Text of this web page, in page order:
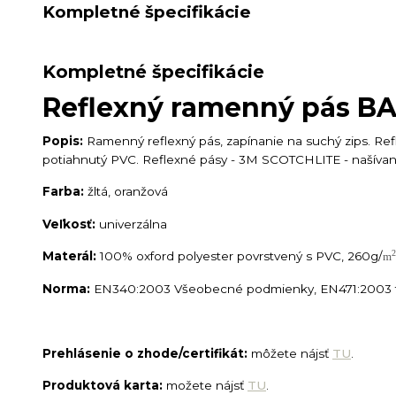
Kompletné špecifikácie
Kompletné špecifikácie
Reflexný ramenný pás
Popis: Ramenný reflexný pás, zapínanie na suchý zips.
potiahnutý PVC. Reflexné pásy - 3M SCOTCHLITE -
Farba: žltá, oranžová
Veľkosť: univerzálna
Materál:100% oxford polyester povrstvený s PVC, 260g/m2
Norma: EN340:2003 Všeobecné podmienky, EN471:2003
Prehlásenie o zhode/certifikát: môžete nájsť TU
Produktová karta: možete nájsť TU